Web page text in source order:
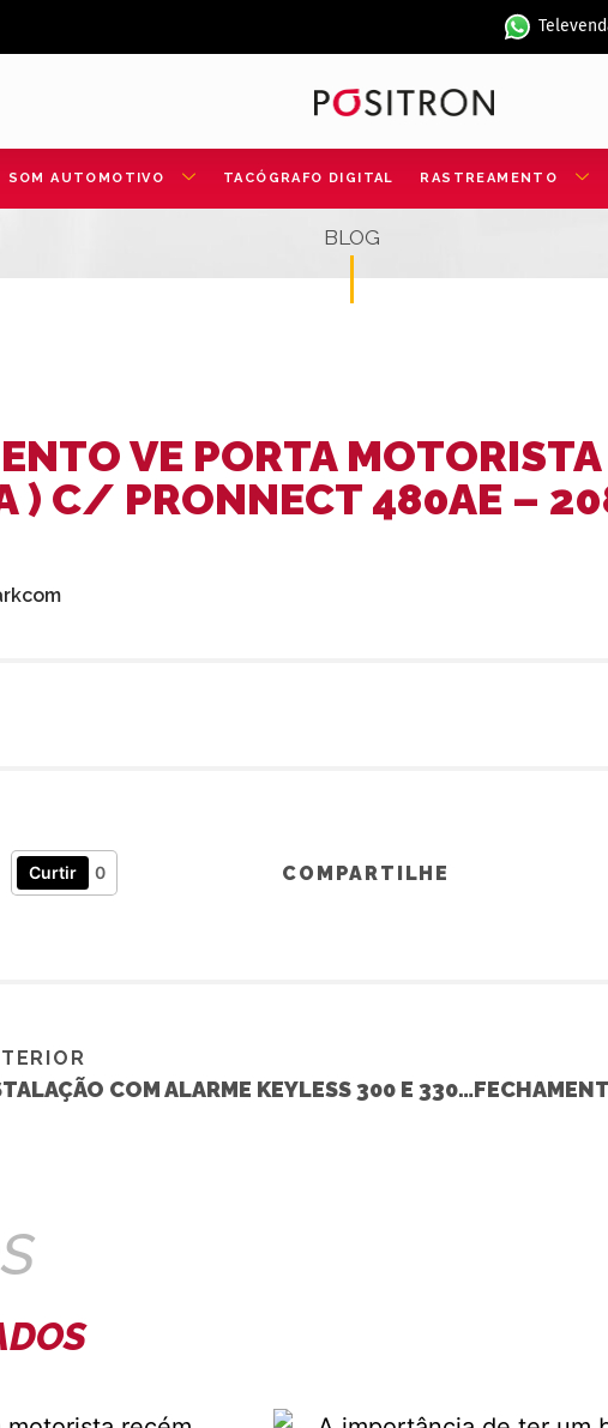
SOM AUTOMOTIVO TACÓGRAFO DIGITAL RASTREAMENTO
BLOG
VE PORTA
) C/ PRONNECT 480AE –
Curtir 0 COMPARTILHE
DICA DE INSTALAÇÃO COM ALARME KEYLESS 300 E 330 – 208 2013 (PEUGEOT)